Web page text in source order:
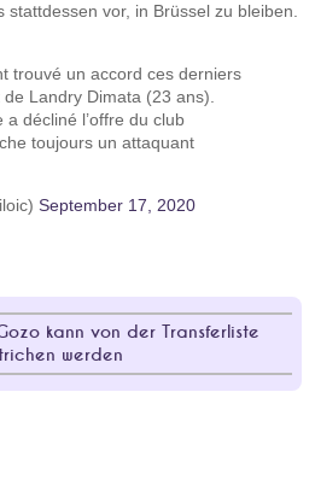
vor, in Brüssel zu bleiben.
trouvé un accord ces derniers
Landry Dimata (23 ans).
a décliné l’offre du club
toujours un attaquant
September 17, 2020
kann von der Transferliste
werden